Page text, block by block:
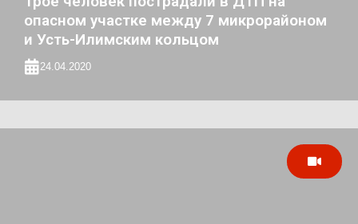
опасном участке между 7 микрорайоном
и Усть-Илимским кольцом
24.04.2020